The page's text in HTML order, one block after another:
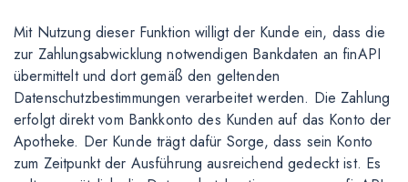
Mit Nutzung dieser Funktion willigt der Kunde ein, dass die
zur Zahlungsabwicklung notwendigen Bankdaten an finAPI
übermittelt und dort gemäß den geltenden
Datenschutzbestimmungen verarbeitet werden. Die Zahlung
erfolgt direkt vom Bankkonto des Kunden auf das Konto der
Apotheke. Der Kunde trägt dafür Sorge, dass sein Konto
zum Zeitpunkt der Ausführung ausreichend gedeckt ist. Es